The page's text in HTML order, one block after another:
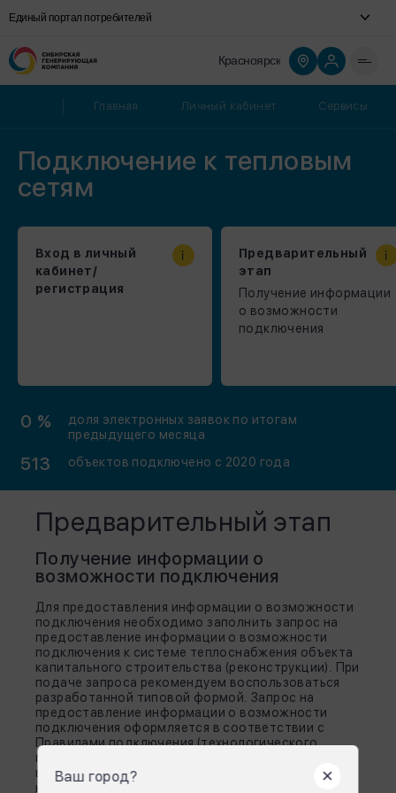
Единый портал потребителей
Красноярск
Главная Личный кабинет Сервисы
Подключение к тепловым
сетям
Вход в личный
кабинет/
регистрация
Предварительный
этап
Получение информации
о возможности
подключения
0 %
доля электронных заявок по итогам
предыдущего месяца
513 объектов подключено c 2020 года
Предварительный этап
Получение информации о
возможности подключения
Для предоставления информации о возможности
подключения необходимо заполнить запрос на
предоставление информации о возможности
подключения к системе теплоснабжения объекта
капитального строительства (реконструкции). При
подаче запроса рекомендуем воспользоваться
разработанной типовой формой. Запрос на
предоставление информации о возможности
подключения оформляется в соответствии с
Правилами подключения (технологического
присоединения) к системам теплоснабжения,
включая правила недискриминационного доступа
к услугам по подключению (технологическому
Ваш город?